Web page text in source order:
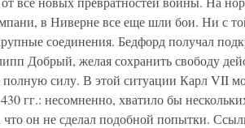
в Ниверне все еще шли бои. Ни с
соединения. Бедфорд получал
Добрый, желая сохранить свободу
полную силу. В этой ситуации Карл VII
гг.: несомненно, хватило бы
он не сделал подобной попытки.